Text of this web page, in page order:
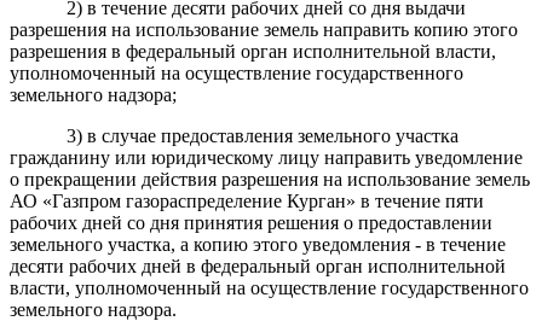
2) в течение десяти рабочих дней со дня выдачи
разрешения на использование земель направить копию этого
разрешения в федеральный орган исполнительной власти,
уполномоченный на осуществление государственного
земельного надзора;
3) в случае предоставления земельного участка
гражданину или юридическому лицу направить уведомление
о прекращении действия разрешения на использование земель
АО «Газпром газораспределение Курган» в течение пяти
рабочих дней со дня принятия решения о предоставлении
земельного участка, а копию этого уведомления - в течение
десяти рабочих дней в федеральный орган исполнительной
власти, уполномоченный на осуществление государственного
земельного надзора.